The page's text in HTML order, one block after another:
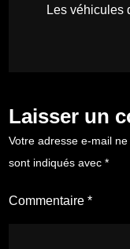
Les véhicules
Laisser un
Votre adresse e-mail
sont indiqués avec*
Commentaire*